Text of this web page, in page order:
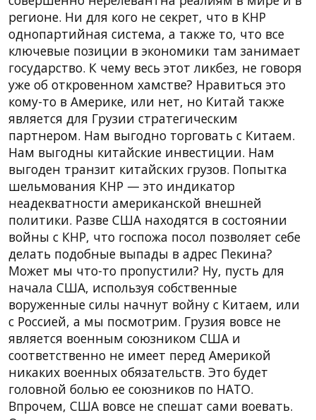
регионе. Ни для кого не секрет, что в КНР
однопартийная система, а также то, что все
ключевые позиции в экономики там занимает
государство. К чему весь этот ликбез, не говоря
уже об откровенном хамстве? Нравиться это
кому-то в Америке, или нет, но Китай также
является для Грузии стратегическим
партнером. Нам выгодно торговать с Китаем.
Нам выгодны китайские инвестиции. Нам
выгоден транзит китайских грузов. Попытка
шельмования КНР — это индикатор
неадекватности американской внешней
политики. Разве США находятся в состоянии
войны с КНР, что госпожа посол позволяет себе
делать подобные выпады в адрес Пекина?
Может мы что-то пропустили? Ну, пусть для
начала США, используя собственные
воруженные силы начнут войну с Китаем, или
с Россией, а мы посмотрим. Грузия вовсе не
является военным союзником США и
соответственно не имеет перед Америкой
никаких военных обязательств. Это будет
головной болью ее союзников по НАТО.
Впрочем, США вовсе не спешат сами воевать.